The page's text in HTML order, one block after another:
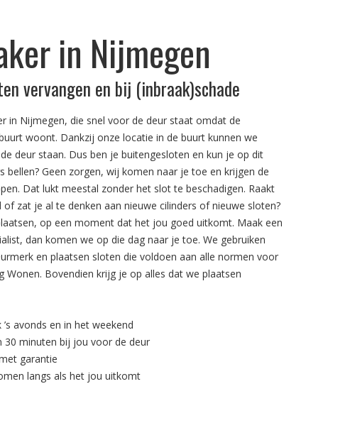
in Nijmegen
vervangen en bij (inbraak)schade
in Nijmegen, die snel voor de deur staat omdat de
woont. Dankzij onze locatie in de buurt kunnen we
deur staan. Dus ben je buitengesloten en kun je op dit
bellen? Geen zorgen, wij komen naar je toe en krijgen de
Dat lukt meestal zonder het slot te beschadigen. Raakt
zat je al te denken aan nieuwe cilinders of nieuwe sloten?
op een moment dat het jou goed uitkomt. Maak een
dan komen we op die dag naar je toe. We gebruiken
en plaatsen sloten die voldoen aan alle normen voor
Wonen. Bovendien krijg je op alles dat we plaatsen
avonds en in het weekend
30 minuten bij jou voor de deur
garantie
langs als het jou uitkomt